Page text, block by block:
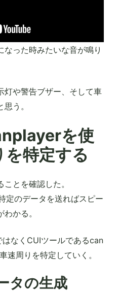
った時みたいな音が鳴り
灯や警告ブザー、そして車
う。
を使
を特定する
とを確認した。
定のデータを送ればスピー
かる。
なくCUIツールであるcan
周りを特定していく。
タの生成